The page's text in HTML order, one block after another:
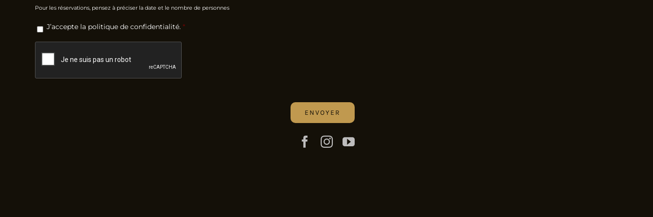
Pour les réservations, pensez à préciser la date et le nombre de personnes
RGPD *
J’accepte la politique de confidentialité. *